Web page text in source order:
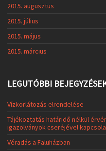
2015. augusztus
2015. július
2015. május
2015. március
LEGUTÓBBI
Vízkorlátozás elrendelése
Tájékoztatás határidő nélkül
igazolványok cseréjével
Véradás a Faluházban